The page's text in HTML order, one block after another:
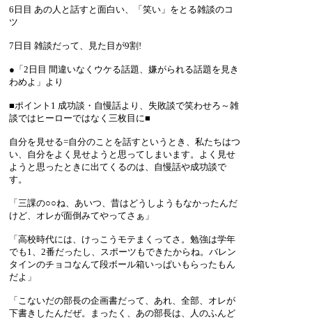
6日目 あの人と話すと面白い、「笑い」をとる雑談のコ
ツ
7日目 雑談だって、見た目が9割!
●「2日目 間違いなくウケる話題、嫌がられる話題を見き
わめよ」より
■ポイント1 成功談・自慢話より、失敗談で笑わせろ～雑
談ではヒーローではなく三枚目に■
自分を見せる=自分のことを話すというとき、私たちはつ
い、自分をよく見せようと思ってしまいます。よく見せ
ようと思ったときに出てくるのは、自慢話や成功談で
す。
「三課の○○ね、あいつ、昔はどうしようもなかったんだ
けど、オレが面倒みてやってさぁ」
「高校時代には、けっこうモテまくってさ。勉強は学年
でも1、2番だったし、スポーツもできたからね。バレン
タインのチョコなんて段ボール箱いっぱいもらったもん
だよ」
「こないだの部長の企画書だって、あれ、全部、オレが
下書きしたんだぜ。まったく、あの部長は、人のふんど